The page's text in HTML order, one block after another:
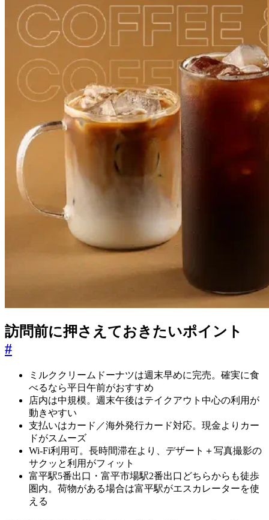
訪問前に押さえておきたいポイント
#
ミルククリームドーナツは週末早めに完売。確実に食
べるなら平日午前がおすすめ
店内は中規模。週末午後はテイクアウト中心の利用が
動きやすい
支払いはカード／海外発行カード対応。現金よりカー
ドがスムーズ
Wi-Fi利用可。長時間滞在より、デザート＋写真撮影の
サクッと利用がフィット
富平駅5番出口・富平市場駅2番出口どちらからも徒歩
圏内。荷物がある場合は富平駅がエスカレーターを使
える